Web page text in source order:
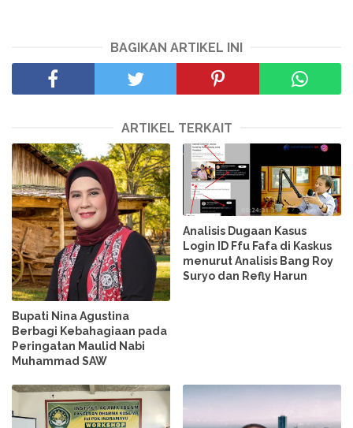
BAGIKAN ARTIKEL INI
ARTIKEL TERKAIT
Bupati Nina Agustina
Berbagi Kebahagiaan pada
Peringatan Maulid Nabi
Muhammad SAW
Analisis Dugaan Kasus
Login ID Ffu Fafa di Kaskus
menurut Analisis Bang Roy
Suryo dan Refly Harun